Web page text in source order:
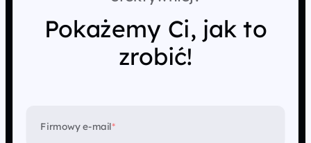
Pokażemy Ci, jak to
zrobić!
Firmowy e-mail*